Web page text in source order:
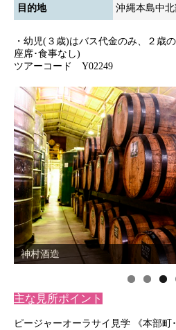
目的地 沖縄本島中
・幼児(３歳)はバス代金のみ、２歳
座席･食事なし)
ツアーコード Y02249
神村酒造
主な見所ポイント
ピージャーオーラサイ⾒学 《本部町･